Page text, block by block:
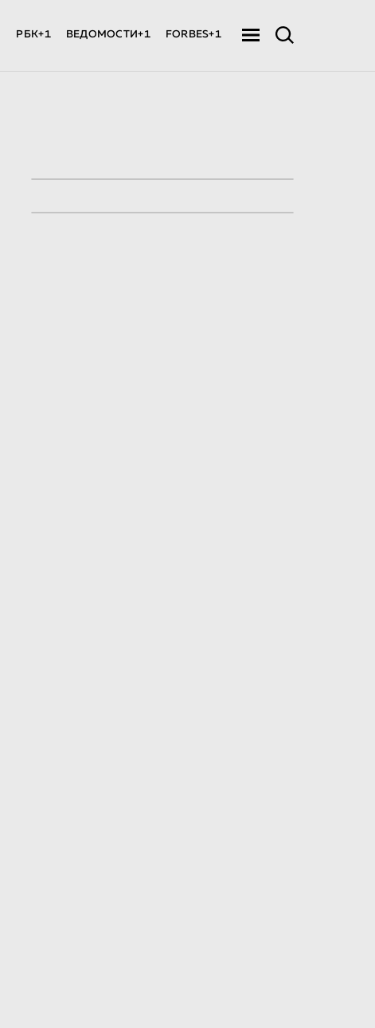
РБК+1 ВЕДОМОСТИ+1 FORBES+1